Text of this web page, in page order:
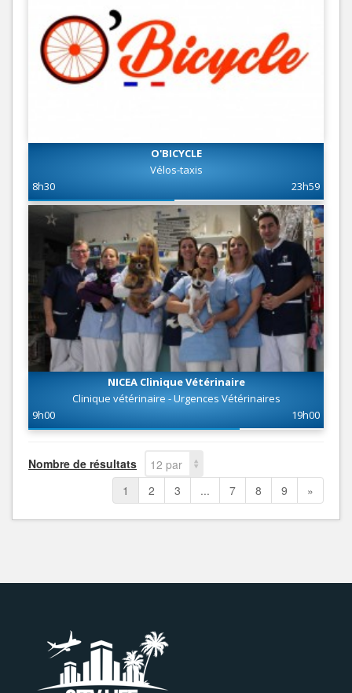
O'BICYCLE
Vélos-taxis
8h30
23h59
NICEA Clinique Vétérinaire
Clinique vétérinaire - Urgences Vétérinaires
9h00
19h00
Nombre de résultats
12 par
page
1 2 3 ... 7 8 9 »